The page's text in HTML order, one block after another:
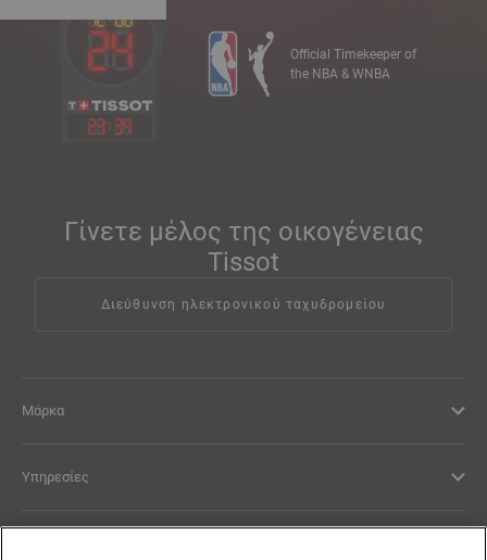
23: 39
Official Timekeeper of
the NBA & WNBA
Γίνετε μέλος της οικογένειας
Tissot
Διεύθυνση ηλεκτρονικού ταχυδρομείου
Μάρκα
Υπηρεσίες